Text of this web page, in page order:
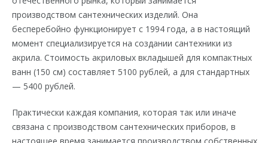
производством сантехнических изделий. Она
бесперебойно функционирует с 1994 года, а в настоящий
момент специализируется на создании сантехники из
акрила. Стоимость акриловых вкладышей для компактных
ванн (150 см) составляет 5100 рублей, а для стандартных
— 5400 рублей.
Практически каждая компания, которая так или иначе
связана с производством сантехнических приборов, в